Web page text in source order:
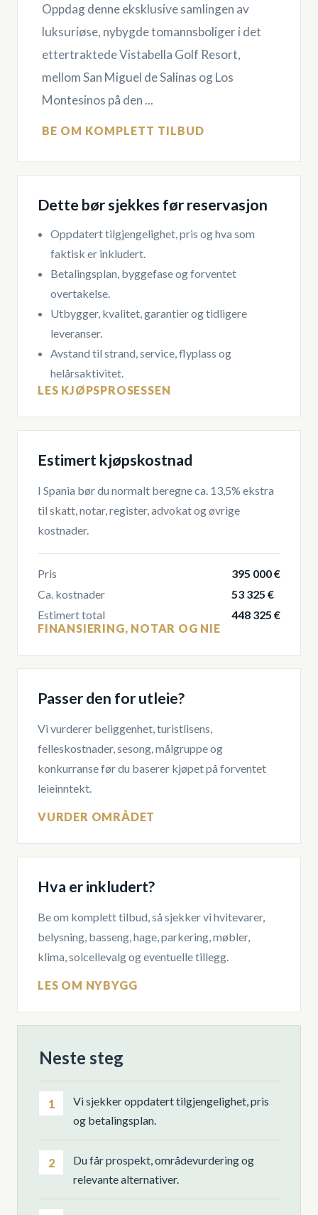
Oppdag denne eksklusive samlingen av
luksuriøse, nybygde tomannsboliger i det
ettertraktede Vistabella Golf Resort,
mellom San Miguel de Salinas og Los
Montesinos på den ...
BE OM KOMPLETT TILBUD
Dette bør sjekkes før reservasjon
Oppdatert tilgjengelighet, pris og hva som
faktisk er inkludert.
Betalingsplan, byggefase og forventet
overtakelse.
Utbygger, kvalitet, garantier og tidligere
leveranser.
Avstand til strand, service, flyplass og
helårsaktivitet.
LES KJØPSPROSESSEN
Estimert kjøpskostnad
I Spania bør du normalt beregne ca. 13,5% ekstra
til skatt, notar, register, advokat og øvrige
kostnader.
Pris
395 000 €
Ca. kostnader
53 325 €
Estimert total
448 325 €
FINANSIERING, NOTAR OG NIE
Passer den for utleie?
Vi vurderer beliggenhet, turistlisens,
felleskostnader, sesong, målgruppe og
konkurranse før du baserer kjøpet på forventet
leieinntekt.
VURDER OMRÅDET
Hva er inkludert?
Be om komplett tilbud, så sjekker vi hvitevarer,
belysning, basseng, hage, parkering, møbler,
klima, solcellevalg og eventuelle tillegg.
LES OM NYBYGG
Neste steg
1
Vi sjekker oppdatert tilgjengelighet, pris
og betalingsplan.
2
Du får prospekt, områdevurdering og
relevante alternativer.